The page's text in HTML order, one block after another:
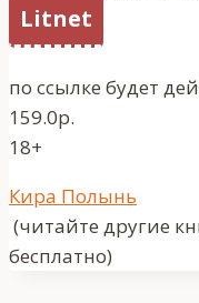
Litnet
по ссылке будет
159.0р.
18+
Метки
записи:
Кира Полынь
(читайте другие
бесплатно)